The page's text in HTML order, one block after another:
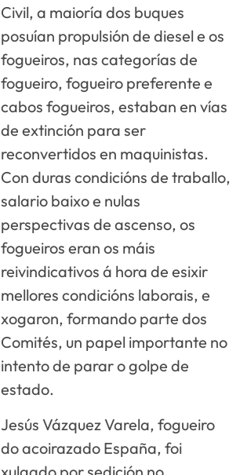
Civil, a maioría dos buques
posuían propulsión de diesel e os
fogueiros, nas categorías de
fogueiro, fogueiro preferente e
cabos fogueiros, estaban en vías
de extinción para ser
reconvertidos en maquinistas.
Con duras condicións de traballo,
salario baixo e nulas
perspectivas de ascenso, os
fogueiros eran os máis
reivindicativos á hora de esixir
mellores condicións laborais, e
xogaron, formando parte dos
Comités, un papel importante no
intento de parar o golpe de
estado.
Jesús Vázquez Varela, fogueiro
do acoirazado España, foi